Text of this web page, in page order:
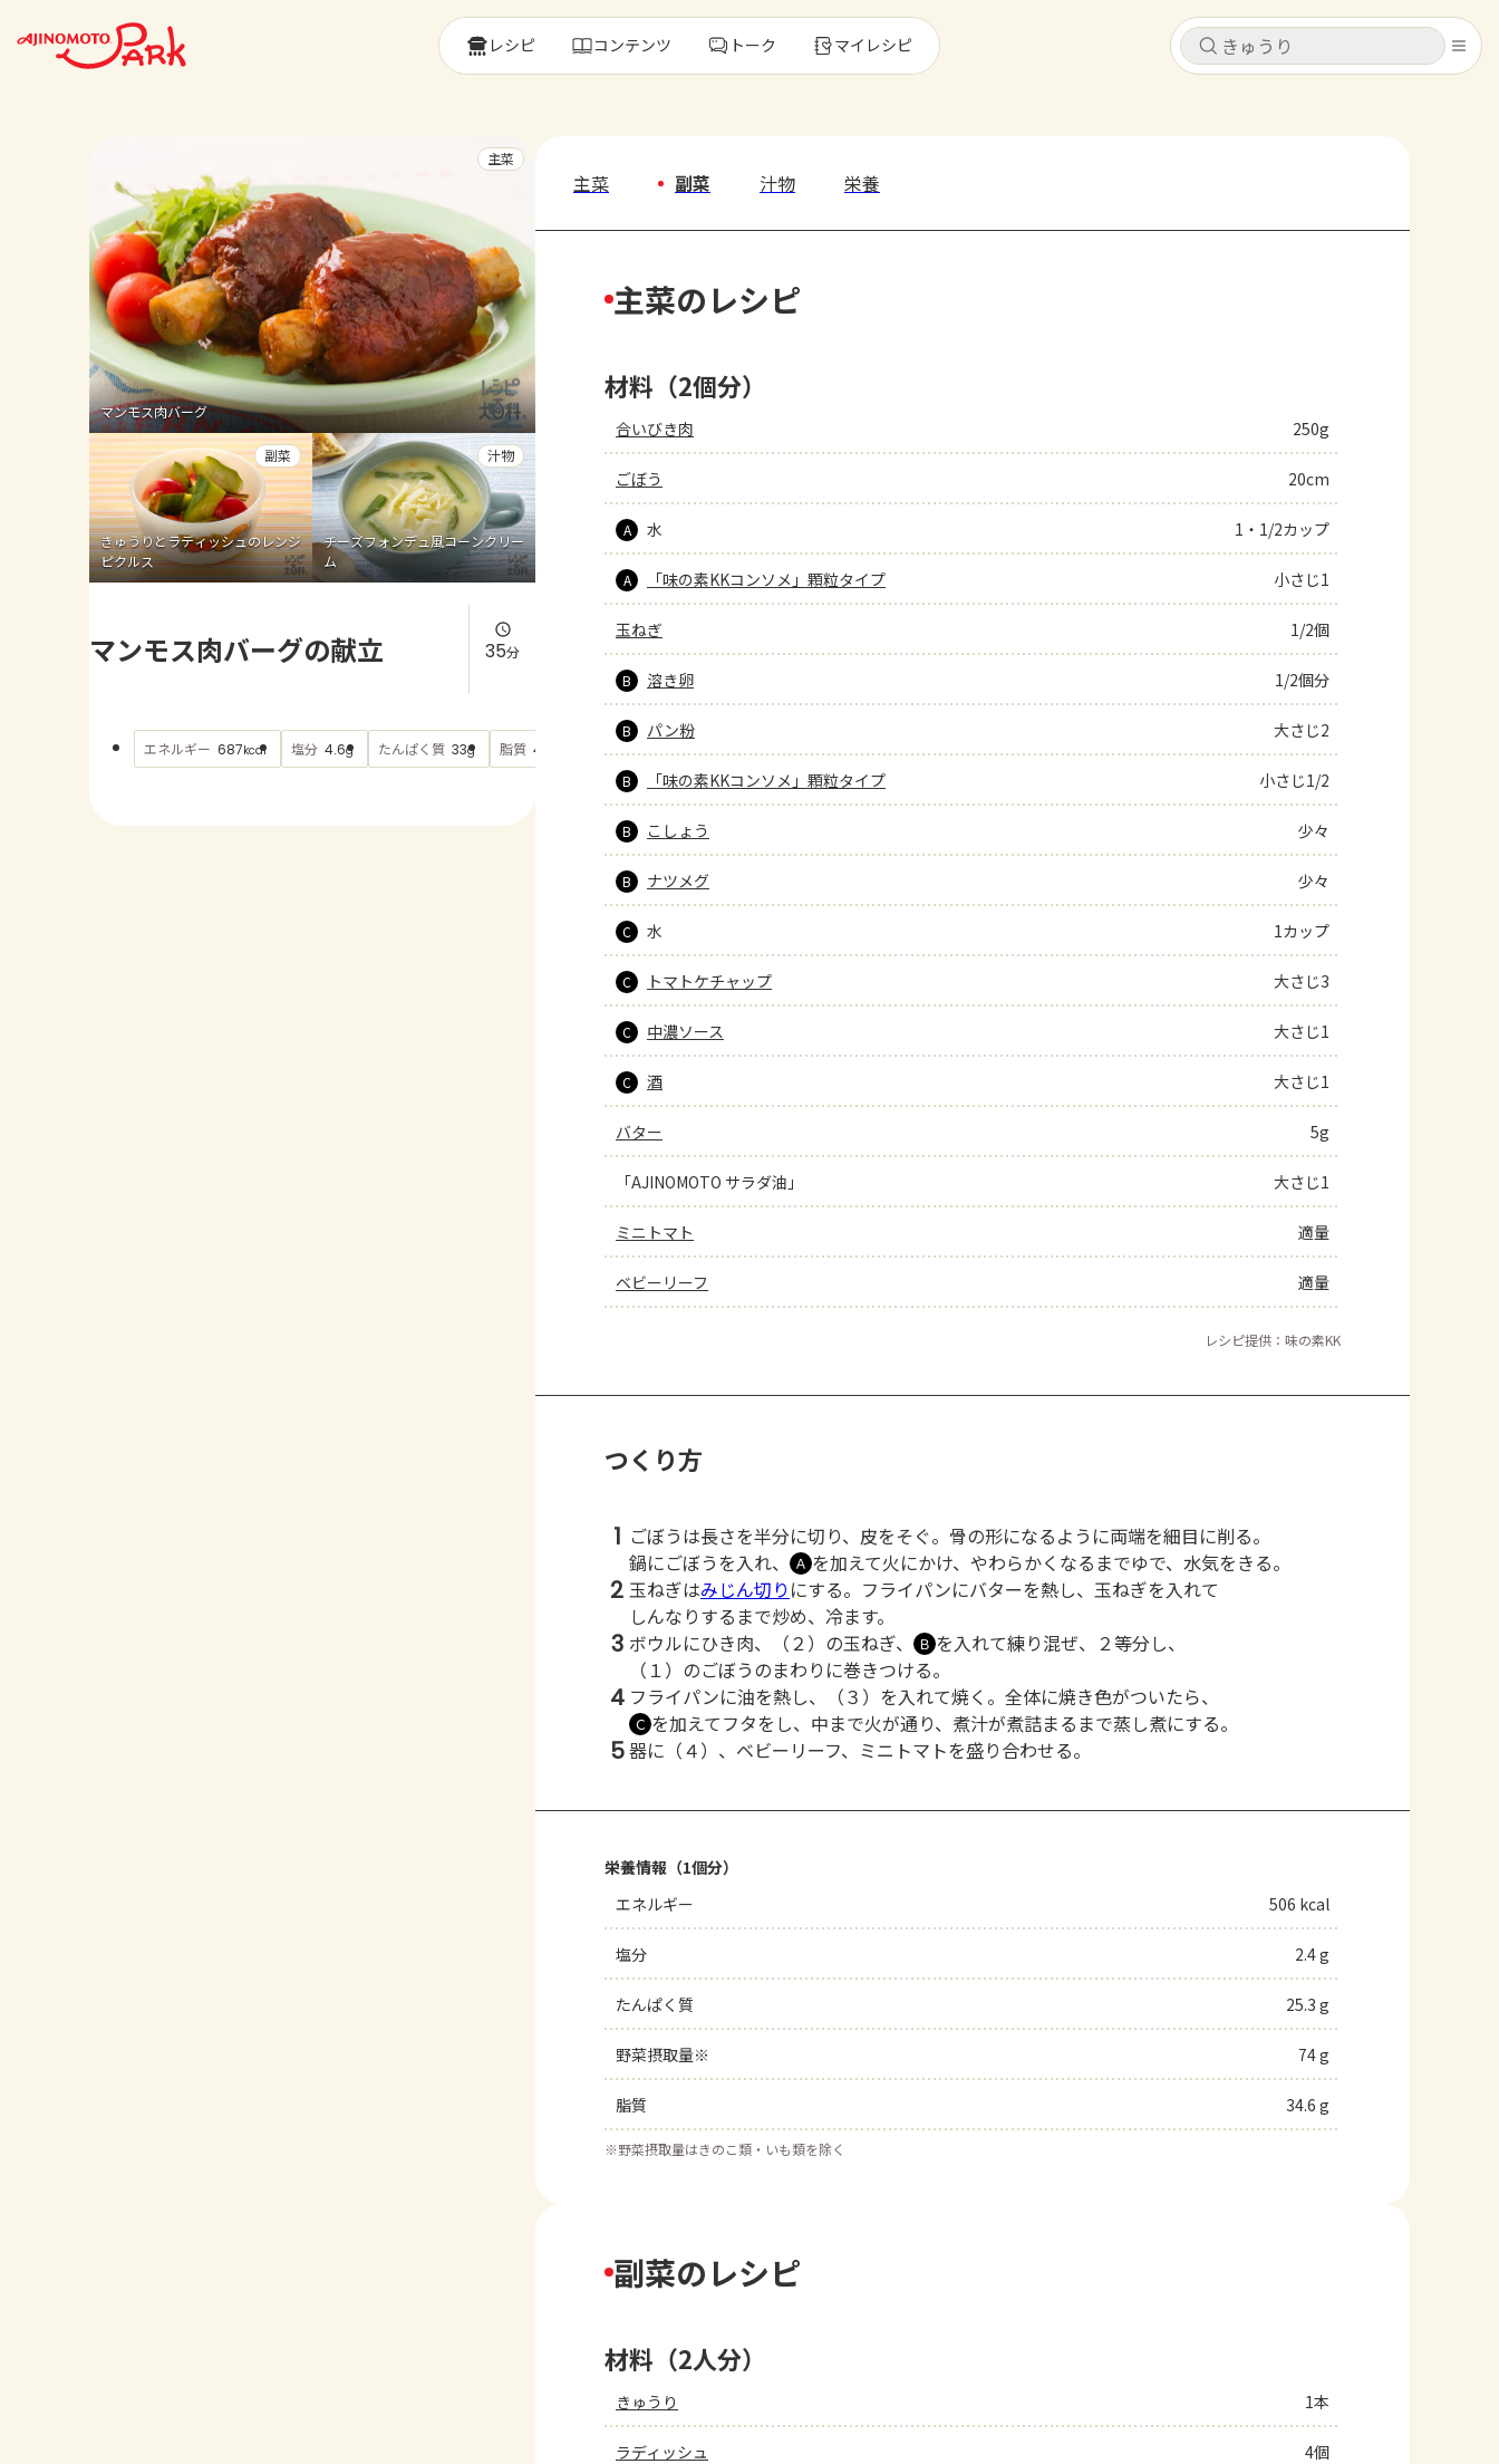
キャンセル
よくあるお問い合わせ
お買い物
キャンセル
レシピ コンテンツ トーク マイレシピ
マンモス肉バーグ
主菜
きゅうりとラディッシュのレンジ
ピクルス
副菜
チーズフォンデュ風コーンクリー
ム
汁物
マンモス肉バーグの献立 35分
エネルギー 687kcal 塩分 4.6g たんぱく質 33g 脂質 42.7 もっと見る
主菜 副菜 汁物 栄養
主菜のレシピ
材料（2個分）
合いびき肉 250g
ごぼう 20cm
A 水 1・1/2カップ
A 「味の素KKコンソメ」顆粒タイプ 小さじ1
玉ねぎ 1/2個
B 溶き卵 1/2個分
B パン粉 大さじ2
B 「味の素KKコンソメ」顆粒タイプ 小さじ1/2
B こしょう 少々
B ナツメグ 少々
C 水 1カップ
C トマトケチャップ 大さじ3
C 中濃ソース 大さじ1
C 酒 大さじ1
バター 5g
「AJINOMOTO サラダ油」 大さじ1
ミニトマト 適量
ベビーリーフ 適量
レシピ提供：味の素KK
つくり方
1 ごぼうは長さを半分に切り、皮をそぐ。骨の形になるように両端を細目に削る。
鍋にごぼうを入れ、
Ａ を加えて火にかけ、やわらかくなるまでゆで、水気をきる。
2 玉ねぎはみじん切り にする。フライパンにバターを熱し、玉ねぎを入れて
しんなりするまで炒め、冷ます。
3 ボウルにひき肉、（２）の玉ねぎ、 Ｂ を入れて練り混ぜ、２等分し、
（１）のごぼうのまわりに巻きつける。
4 フライパンに油を熱し、（３）を入れて焼く。全体に焼き色がついたら、
Ｃ を加えてフタをし、中まで火が通り、煮汁が煮詰まるまで蒸し煮にする。
5器に（４）、ベビーリーフ、ミニトマトを盛り合わせる。
栄養情報（1個分）
エネルギー
506 kcal
塩分 2.4 g
たんぱく質 25.3 g
野菜摂取量※ 74 g
脂質 34.6 g
※野菜摂取量はきのこ類・いも類を除く
副菜のレシピ
材料（2人分）
きゅうり 1本
ラディッシュ 4個